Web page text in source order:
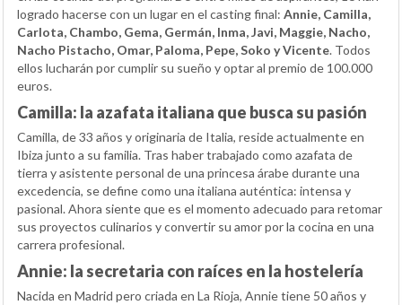
logrado hacerse con un lugar en el casting final: Annie, Camilla,
Carlota, Chambo, Gema, Germán, Inma, Javi, Maggie, Nacho,
Nacho Pistacho, Omar, Paloma, Pepe, Soko y Vicente. Todos
ellos lucharán por cumplir su sueño y optar al premio de 100.000
euros.
Camilla: la azafata italiana que busca su pasión
Camilla, de 33 años y originaria de Italia, reside actualmente en
Ibiza junto a su familia. Tras haber trabajado como azafata de
tierra y asistente personal de una princesa árabe durante una
excedencia, se define como una italiana auténtica: intensa y
pasional. Ahora siente que es el momento adecuado para retomar
sus proyectos culinarios y convertir su amor por la cocina en una
carrera profesional.
Annie: la secretaria con raíces en la hostelería
Nacida en Madrid pero criada en La Rioja, Annie tiene 50 años y